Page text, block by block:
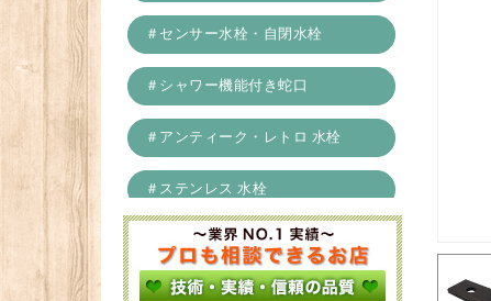
＃センサー水栓・自閉水栓
＃シャワー機能付き蛇口
＃アンティーク・レトロ 水栓
＃ステンレス 水栓
＃浄水器